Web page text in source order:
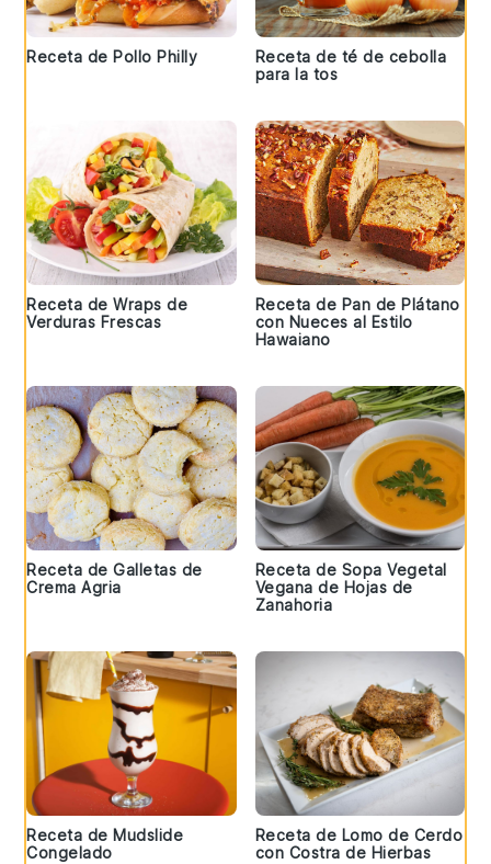
Receta de Pollo Philly
Receta de té de cebolla
para la tos
Receta de Wraps de
Verduras Frescas
Receta de Pan de Plátano
con Nueces al Estilo
Hawaiano
Receta de Galletas de
Crema Agria
Receta de Sopa Vegetal
Vegana de Hojas de
Zanahoria
Receta de Mudslide
Congelado
Receta de Lomo de Cerdo
con Costra de Hierbas